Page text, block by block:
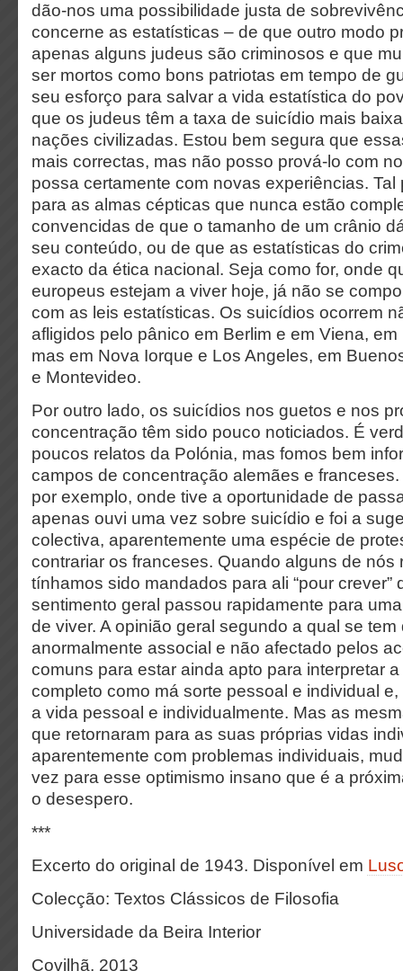
dão-nos uma possibilidade justa de
concerne as estatísticas – de que outro modo
apenas alguns judeus são criminosos e que
ser mortos como bons patriotas em tempo de
seu esforço para salvar a vida estatística do
que os judeus têm a taxa de suicídio mais
nações civilizadas. Estou bem segura que
mais correctas, mas não posso prová-lo com
possa certamente com novas experiências. Tal
para as almas cépticas que nunca estão
convencidas de que o tamanho de um crânio
seu conteúdo, ou de que as estatísticas do
exacto da ética nacional. Seja como for, onde
europeus estejam a viver hoje, já não se
com as leis estatísticas. Os suicídios ocorrem
afligidos pelo pânico em Berlim e em Viena,
mas em Nova Iorque e Los Angeles, em
e Montevideo.
Por outro lado, os suicídios nos guetos e nos
concentração têm sido pouco noticiados. É
poucos relatos da Polónia, mas fomos bem
campos de concentração alemães e
por exemplo, onde tive a oportunidade de
apenas ouvi uma vez sobre suicídio e foi a
colectiva, aparentemente uma espécie de
contrariar os franceses. Quando alguns de nós
tínhamos sido mandados para ali “pour crever”
sentimento geral passou rapidamente para
de viver. A opinião geral segundo a qual se tem
anormalmente associal e não afectado pelos
comuns para estar ainda apto para interpretar
completo como má sorte pessoal e individual
a vida pessoal e individualmente. Mas as
que retornaram para as suas próprias vidas
aparentemente com problemas individuais,
vez para esse optimismo insano que é a
o desespero.
***
Excerto do original de 1943. Disponível em
Colecção: Textos Clássicos de Filosofia
Universidade da Beira Interior
Covilhã, 2013